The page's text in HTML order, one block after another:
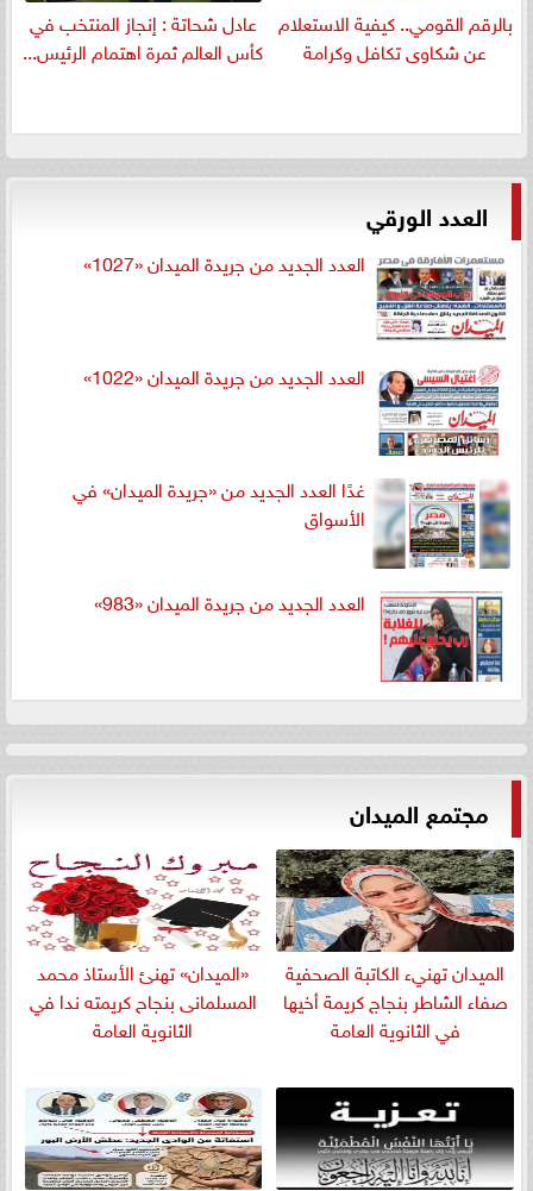
بالرقم القومي.. كيفية الاستعلام
عن شكاوى تكافل وكرامة
عادل شحاتة : إنجاز المنتخب في
كأس العالم ثمرة اهتمام الرئيس...
العدد الورقي
العدد الجديد من جريدة الميدان «1027»
العدد الجديد من جريدة الميدان «1022»
غدًا العدد الجديد من «جريدة الميدان» في
الأسواق
العدد الجديد من جريدة الميدان «983»
مجتمع الميدان
الميدان تهنيء الكاتبة الصحفية
صفاء الشاطر بنجاج كريمة أخيها
في الثانوية العامة
«الميدان» تهنئ الأستاذ محمد
المسلمانى بنجاح كريمته ندا في
الثانوية العامة